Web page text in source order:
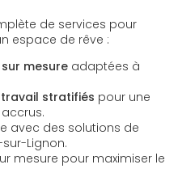
de services pour
espace de rêve :
mesure adaptées à
stratifiés pour une
avec des solutions de
Lignon.
mesure pour maximiser le